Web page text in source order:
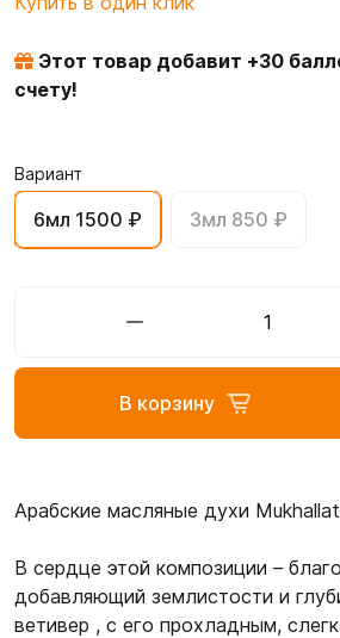
Этот товар добавит +30
счету!
Вариант
6мл 1500 ₽ 3мл 850 ₽
В корзину
Арабские масляные духи
В сердце этой композиции –
добавляющий землистости и
ветивер , с его прохладным,